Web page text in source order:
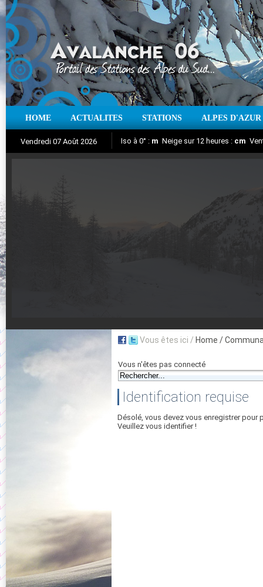
HOME ACTUALITES STATIONS ALPES D'AZUR
Vendredi 07 Août 2026 Iso à 0° : m Neige sur 12 heures : cm
Vous êtes ici / Home /
Vous n'êtes pas connecté
Identification requise
Désolé, vous devez vous enregistrer pour
Veuillez vous identifier !